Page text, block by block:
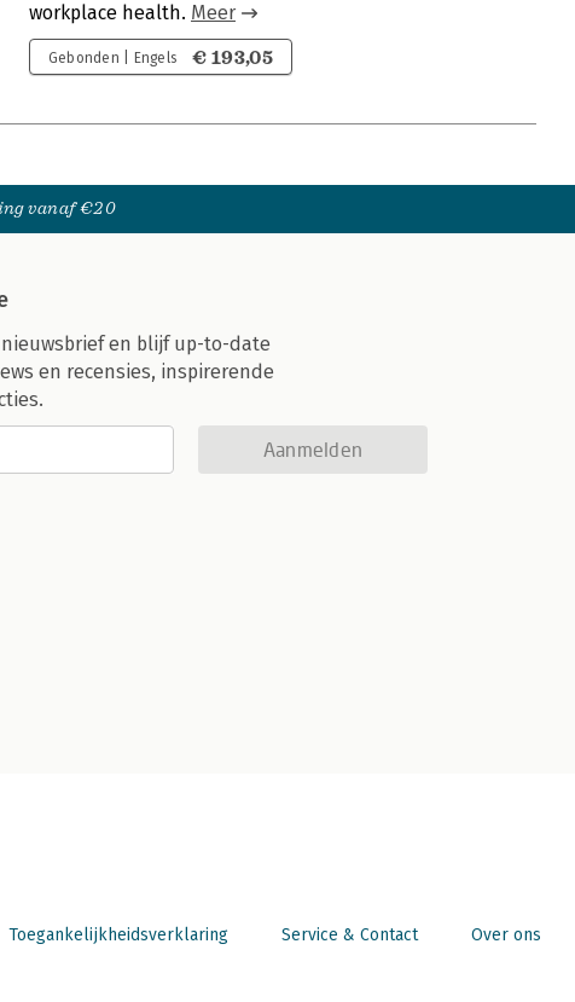
workplace health. Meer
Gebonden | Engels € 193,05
vanaf €20
en blijf up-to-date
en recensies, inspirerende
Aanmelden
Toegankelijkheidsverklaring Service & Contact Over ons